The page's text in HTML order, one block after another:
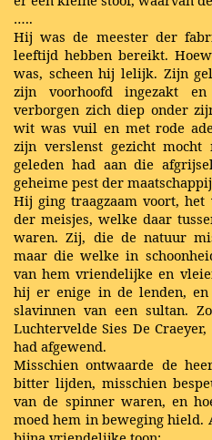
…..
Hij was de meester der
leeftijd hebben bereikt.
was, scheen hij lelijk. Zijn
zijn voorhoofd ingezakt en
verborgen zich diep onder
wit was vuil en met rode
zijn verslenst gezicht
geleden had aan die
geheime pest der
Hij ging traagzaam voort,
der meisjes, welke daar
waren. Zij, die de natuur
maar die welke in
van hem vriendelijke en
hij er enige in de lenden,
slavinnen van een sultan.
Luchtervelde Sies De
had afgewend.
Misschien ontwaarde de
bitter lijden, misschien
van de spinner waren, en
moed hem in beweging hield.